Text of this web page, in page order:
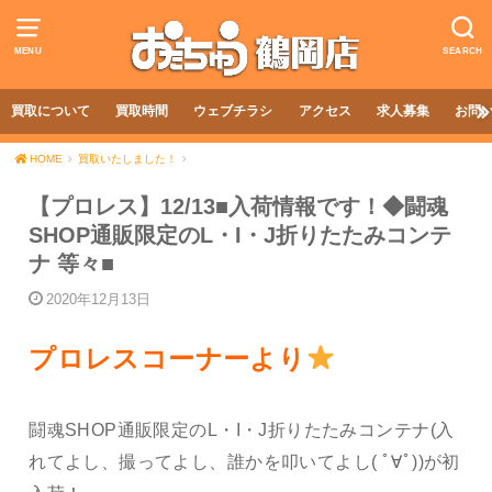
MENU SEARCH
買取について 買取時間 ウェブチラシ アクセス 求人募集 お問
HOME 買取いたしました！
【プロレス】12/13■入荷情報です！◆闘魂
SHOP通販限定のL・I・J折りたたみコンテ
ナ 等々■
2020年12月13日
プロレスコーナーより
闘魂SHOP通販限定のL・I・J折りたたみコンテナ(入
れてよし、撮ってよし、誰かを叩いてよし( ﾟ∀ﾟ))が初